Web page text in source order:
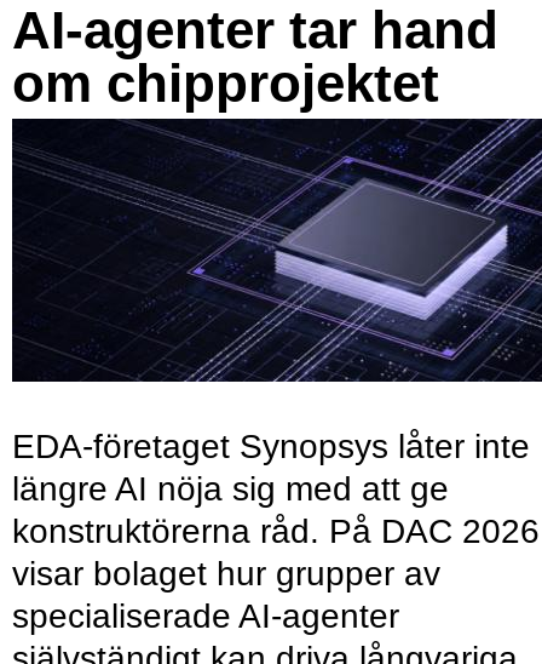
AI-agenter tar hand
om chipprojektet
EDA-företaget Synopsys låter inte
längre AI nöja sig med att ge
konstruktörerna råd. På DAC 2026
visar bolaget hur grupper av
specialiserade AI-agenter